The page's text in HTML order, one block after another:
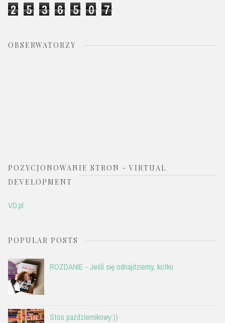
2 5 3 6 5 0 7
OBSERWATORZY
POZYCJONOWANIE STRON - VIRTUAL
DEVELOPMENT
VD.pl
POPULAR POSTS
ROZDANIE - Jeśli się odnajdziemy, kotku
Stos październikowy:))